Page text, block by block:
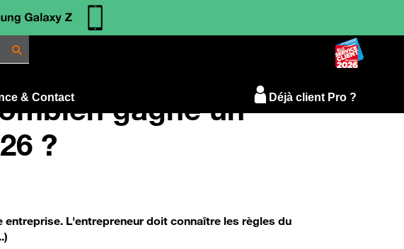
& Contact Déjà client Pro ?
gagne un
?
L'entrepreneur doit connaître les règles du